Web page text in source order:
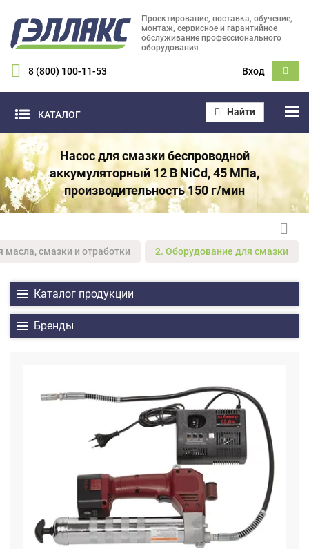
Проектирование, поставка, обучение,
монтаж, сервисное и гарантийное
обслуживание профессионального
оборудования
8 (800) 100-11-53 Вход
КАТАЛОГ Найти
Насос для смазки беспроводной
аккумуляторный 12 В NiCd, 45 МПа,
производительность 150 г/мин
смазки и отработки 2. Оборудование для смазки
Каталог продукции
Бренды